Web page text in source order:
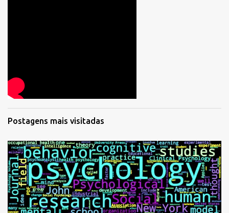
Postagens mais visitadas